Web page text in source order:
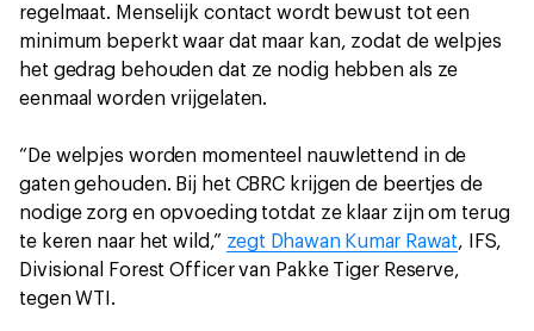
regelmaat. Menselijk contact wordt bewust tot een
minimum beperkt waar dat maar kan, zodat de welpjes
het gedrag behouden dat ze nodig hebben als ze
eenmaal worden vrijgelaten.
“De welpjes worden momenteel nauwlettend in de
gaten gehouden. Bij het CBRC krijgen de beertjes de
nodige zorg en opvoeding totdat ze klaar zijn om terug
te keren naar het wild,” zegt Dhawan Kumar Rawat, IFS,
Divisional Forest Officer van Pakke Tiger Reserve,
tegen WTI.